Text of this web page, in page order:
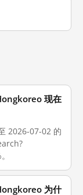
现在
2026-07-02 的
为什